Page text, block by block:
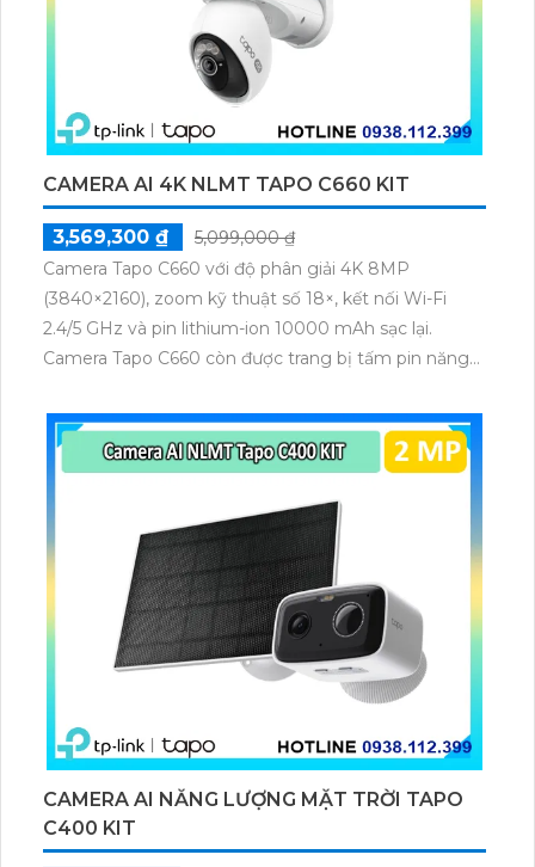
CAMERA AI 4K NLMT TAPO C660 KIT
3,569,300 ₫
5,099,000 ₫
Camera Tapo C660 với độ phân giải 4K 8MP
(3840×2160), zoom kỹ thuật số 18×, kết nối Wi-Fi
2.4/5 GHz và pin lithium-ion 10000 mAh sạc lại.
Camera Tapo C660 còn được trang bị tấm pin năng
thú cưng, phương tiện, lưu trữ thẻ microSD tối đa 512
GB.
CAMERA AI NĂNG LƯỢNG MẶT TRỜI TAPO
C400 KIT